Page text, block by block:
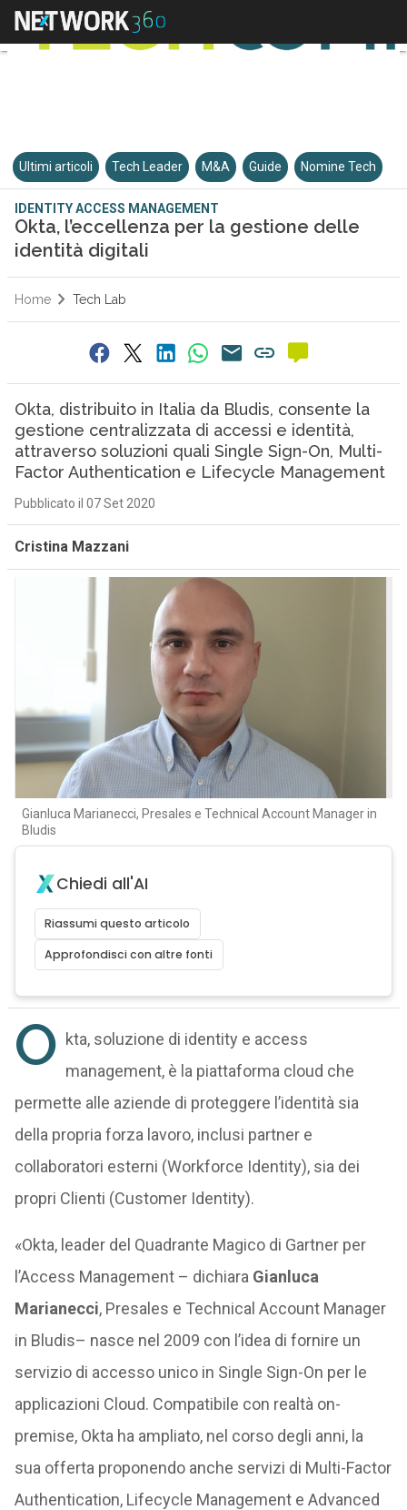
Ultimi articoli Tech Leader M&A Guide Nomine Tech
IDENTITY ACCESS MANAGEMENT
Okta, l’eccellenza per la gestione delle
identità digitali
Home Tech Lab
Okta, distribuito in Italia da Bludis, consente la
gestione centralizzata di accessi e identità,
attraverso soluzioni quali Single Sign-On, Multi-
Factor Authentication e Lifecycle Management
Pubblicato il 07 Set 2020
Cristina Mazzani
Gianluca Marianecci, Presales e Technical Account Manager in
Bludis
Chiedi all'AI
Riassumi questo articolo
Approfondisci con altre fonti
O kta, soluzione di identity e access
management, è la piattaforma cloud che
permette alle aziende di proteggere l’identità sia
della propria forza lavoro, inclusi partner e
collaboratori esterni (Workforce Identity), sia dei
propri Clienti (Customer Identity).
«Okta, leader del Quadrante Magico di Gartner per
l’Access Management – dichiara Gianluca
Marianecci, Presales e Technical Account Manager
in Bludis– nasce nel 2009 con l’idea di fornire un
servizio di accesso unico in Single Sign-On per le
applicazioni Cloud. Compatibile con realtà on-
premise, Okta ha ampliato, nel corso degli anni, la
sua offerta proponendo anche servizi di Multi-Factor
Authentication, Lifecycle Management e Advanced